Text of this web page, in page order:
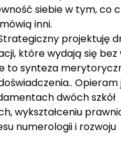
siebie w tym, co
inni.
projektuję
które wydają się bez
to synteza
Opieram
dwóch szkół
wykształceniu
numerologii i rozwoju